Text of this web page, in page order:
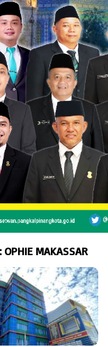
OPHIE MAKASSAR